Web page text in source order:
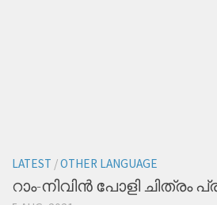
LATEST /OTHER LANGUAGE
റാം-നിവിന്‍ പോളി ചിത്രം